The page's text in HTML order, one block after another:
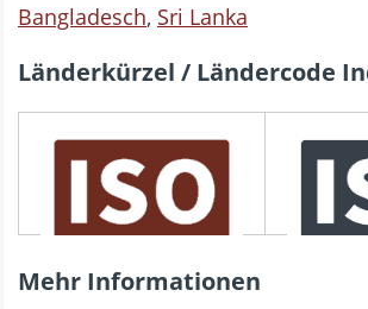
Bangladesch, Sri Lanka
Länderkürzel / Ländercode
3166 ALPHA-3
IND IN
Mehr Informationen